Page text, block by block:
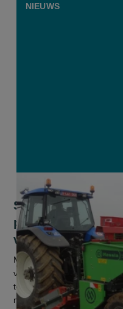
Sector
plant geen
verwerkers
Met de moeilijke
verleiding groot zijn om
telers realiseren zich niet
nemen. Dat ste...
NIEUWS